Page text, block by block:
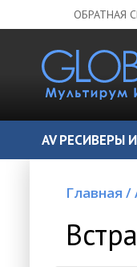
ОБРАТНАЯ
AV РЕСИВЕРЫ
Главная /